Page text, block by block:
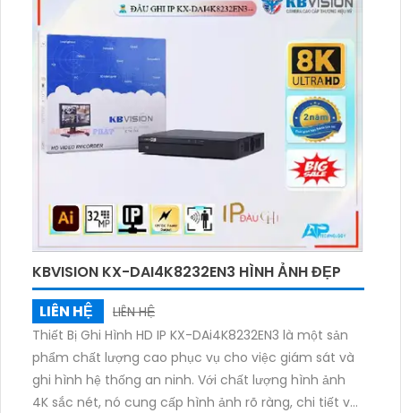
để lưu trữ dữ liệu. Với thiết kế sử dụng công nghệ IP
POE, việc cài đặt và sử dụng trở nên dễ dàng hơn
bao giờ hết. Công nghệ hình ảnh sắc nét với 32 MP
và khả năng nhận khuôn mặt tích hợp công nghệ
nhìn đêm chất lượng ONVIF làm tăng tính bảo mật
và hiệu quả cho hệ thống giám sát của bạn.
KBVISION KX-DAI4K8232EN3 HÌNH ẢNH ĐẸP
LIÊN HỆ
LIÊN HỆ
Thiết Bị Ghi Hình HD IP KX-DAi4K8232EN3 là một sản
phẩm chất lượng cao phục vụ cho việc giám sát và
ghi hình hệ thống an ninh. Với chất lượng hình ảnh
4K sắc nét, nó cung cấp hình ảnh rõ ràng, chi tiết và